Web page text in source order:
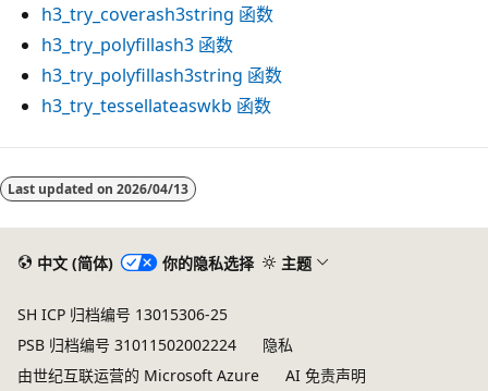
h3_try_coverash3string 函数
h3_try_polyfillash3 函数
h3_try_polyfillash3string 函数
h3_try_tessellateaswkb 函数
阅
读Last updated on 2026/04/13
中文 (简体) 你的隐私选择 主题
SH ICP 归档编号 13015306-25
PSB 归档编号 31011502002224
隐私
由世纪互联运营的 Microsoft Azure
AI 免责声明